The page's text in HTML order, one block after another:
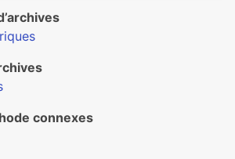
connexes